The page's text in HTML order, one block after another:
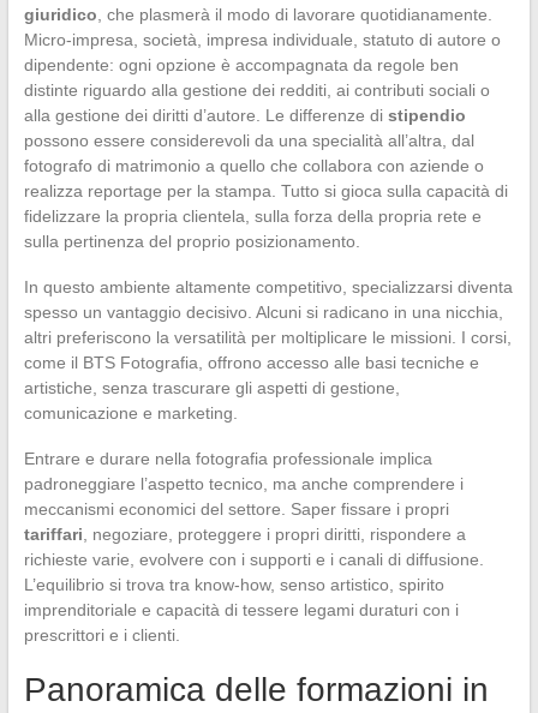
giuridico , che plasmerà il modo di lavorare quotidianamente.
Micro-impresa, società, impresa individuale, statuto di autore o
dipendente: ogni opzione è accompagnata da regole ben
distinte riguardo alla gestione dei redditi, ai contributi sociali o
alla gestione dei diritti d’autore. Le differenze di stipendio
possono essere considerevoli da una specialità all’altra, dal
fotografo di matrimonio a quello che collabora con aziende o
realizza reportage per la stampa. Tutto si gioca sulla capacità di
fidelizzare la propria clientela, sulla forza della propria rete e
sulla pertinenza del proprio posizionamento.
In questo ambiente altamente competitivo, specializzarsi diventa
spesso un vantaggio decisivo. Alcuni si radicano in una nicchia,
altri preferiscono la versatilità per moltiplicare le missioni. I corsi,
come il BTS Fotografia, offrono accesso alle basi tecniche e
artistiche, senza trascurare gli aspetti di gestione,
comunicazione e marketing.
Entrare e durare nella fotografia professionale implica
padroneggiare l’aspetto tecnico, ma anche comprendere i
meccanismi economici del settore. Saper fissare i propri
tariffari , negoziare, proteggere i propri diritti, rispondere a
richieste varie, evolvere con i supporti e i canali di diffusione.
L’equilibrio si trova tra know-how, senso artistico, spirito
imprenditoriale e capacità di tessere legami duraturi con i
prescrittori e i clienti.
Panoramica delle formazioni in